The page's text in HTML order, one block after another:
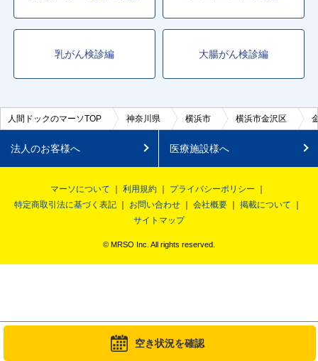
空き状況を確認
乳がん検診編 大腸がん検診編
人間ドックのマーソTOP 神奈川県 横浜市 横浜市金沢区
法人のお客様へ 医療施設様へ
マーソについて 利用規約
プライバシーポリシー
特定商取引法に基づく表記
お問い合わせ 会社概要
掲載について
サイトマップ
© MRSO Inc. All rights reserved.